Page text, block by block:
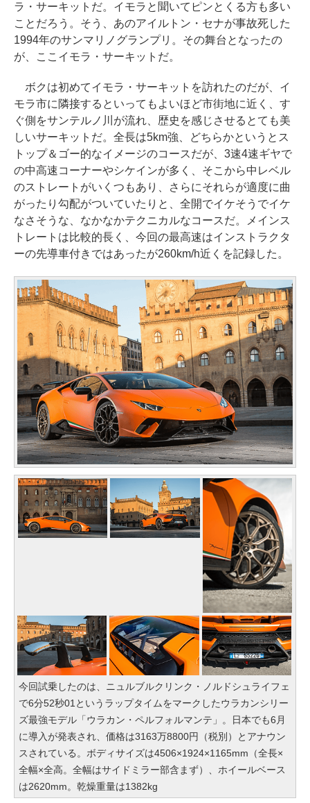
ラ・サーキットだ。イモラと聞いてピンとくる方も多い
ことだろう。そう、あのアイルトン・セナが事故死した
1994年のサンマリノグランプリ。その舞台となったの
が、ここイモラ・サーキットだ。
ボクは初めてイモラ・サーキットを訪れたのだが、イ
モラ市に隣接するといってもよいほど市街地に近く、す
ぐ側をサンテルノ川が流れ、歴史を感じさせるとても美
しいサーキットだ。全長は5km強、どちらかというとス
トップ＆ゴー的なイメージのコースだが、3速4速ギヤで
の中高速コーナーやシケインが多く、そこから中レベル
のストレートがいくつもあり、さらにそれらが適度に曲
がったり勾配がついていたりと、全開でイケそうでイケ
なさそうな、なかなかテクニカルなコースだ。メインス
トレートは比較的長く、今回の最高速はインストラクタ
ーの先導車付きではあったが260km/h近くを記録した。
今回試乗したのは、ニュルブルクリンク・ノルドシュライフェ
で6分52秒01というラップタイムをマークしたウラカンシリー
ズ最強モデル「ウラカン・ペルフォルマンテ」。日本でも6月
に導入が発表され、価格は3163万8800円（税別）とアナウン
スされている。ボディサイズは4506×1924×1165mm（全長×
全幅×全高。全幅はサイドミラー部含まず）、ホイールベース
は2620mm。乾燥重量は1382kg